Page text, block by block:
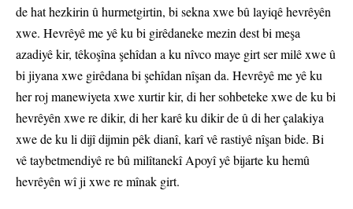
de hat hezkirin û hurmetgirtin, bi sekna xwe bû layiqê hevrêyên
xwe. Hevrêyê me yê ku bi girêdaneke mezin dest bi meşa
azadiyê kir, têkoşîna şehîdan a ku nîvco maye girt ser milê xwe û
bi jiyana xwe girêdana bi şehîdan nîşan da. Hevrêyê me yê ku
her roj manewiyeta xwe xurtir kir, di her sohbeteke xwe de ku bi
hevrêyên xwe re dikir, di her karê ku dikir de û di her çalakiya
xwe de ku li dijî dijmin pêk dianî, karî vê rastiyê nîşan bide. Bi
vê taybetmendiyê re bû milîtanekî Apoyî yê bijarte ku hemû
hevrêyên wî ji xwe re mînak girt.